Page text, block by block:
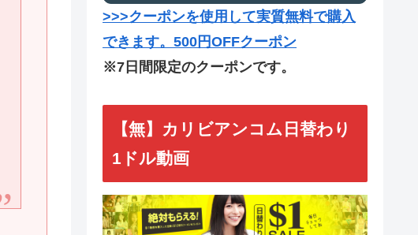
>>>クーポンを使用して実質無料で購入
できます。500円OFFクーポン
※7日間限定のクーポンです。
【無】カリビアンコム日替わり
1ドル動画